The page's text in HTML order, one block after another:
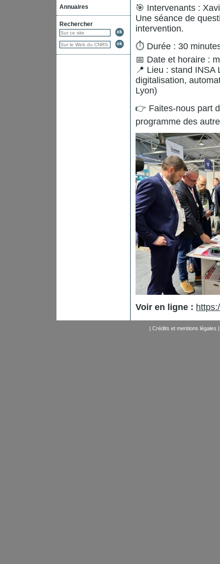
Annuaires
Rechercher
🎯 Intervenants :
Une séance de
intervention.
⏱ Durée : 30
📅 Date et horaire :
📍 Lieu : stand INSA
digitalisation,
Lyon)
👉 Faites-nous part
programme des
Voir en ligne :
| Crédits et mentions légales